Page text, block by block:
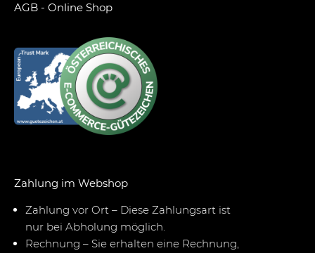
AGB - Online Shop
Zahlung im Webshop
Zahlung vor Ort – Diese Zahlungsart ist
nur bei Abholung möglich.
Rechnung – Sie erhalten eine Rechnung,